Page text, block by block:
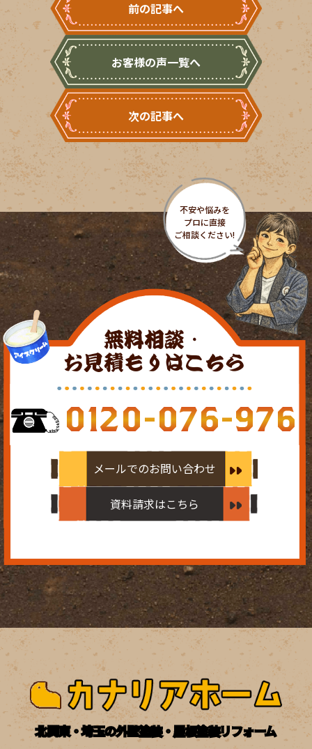
前の記事へ
お客様の声一覧へ
次の記事へ
無料相談・
お見積もりはこちら
0120-076-976
メールでのお問い合わせ
資料請求はこちら
北関東・埼玉の外壁塗装・屋根塗装リフォーム